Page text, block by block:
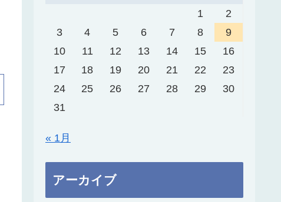
1
2
3
4 5 6 7 8
9
10
11 12 13 14 15
16
17
18 19 20 21 22
23
24
25 26 27 28 29
30
31
« 1月
アーカイブ